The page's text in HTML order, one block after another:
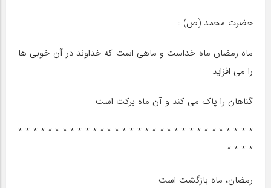
حضرت محمد (ص) :
ماه رمضان ماه خداست و ماهى است که خداوند در آن خوبی ها
را مى‏ افزاید
گناهان را پاک می کند و آن ماه برکت است
* * * * * * * * * * * * * * * * * * * * * * * * * * * * * * * *
* * * *
رمضان، ماه بازگشت است